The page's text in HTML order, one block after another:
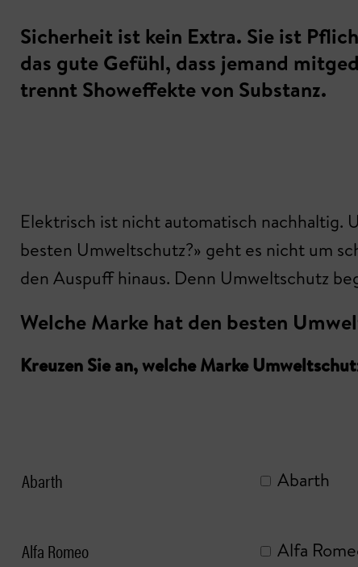
Sicherheit ist kein Extra. Sie ist
das gute Gefühl, dass jemand
trennt Showeffekte von Substanz.
Elektrisch ist nicht automatisch nachhaltig.
besten Umweltschutz?» geht es nicht um
den Auspuff hinaus. Denn Umweltschutz
Welche Marke hat den besten
Kreuzen Sie an, welche Marke
Abarth Abarth
Alfa Romeo Alfa